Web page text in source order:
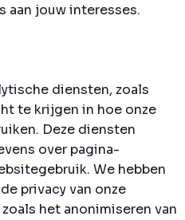
aan jouw interesses.
diensten, zoals
te krijgen in hoe onze
Deze diensten
over pagina-
We hebben
privacy van onze
het anonimiseren van